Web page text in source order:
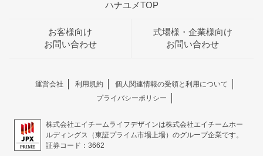
ハナユメTOP
お客様向け
お問い合わせ
式場様・企業様向け
お問い合わせ
運営会社 利用規約
個人関連情報の受領と利用について
プライバシーポリシー
株式会社エイチームライフデザインは株式会社エイチームホー
ルディングス（東証プライム市場上場）のグループ企業です。
証券コード：3662